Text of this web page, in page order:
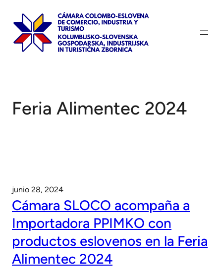
contenido
Feria Alimentec 2024
junio 28, 2024
Cámara SLOCO acompaña a
Importadora PPIMKO con
productos eslovenos en la Feria
Alimentec 2024